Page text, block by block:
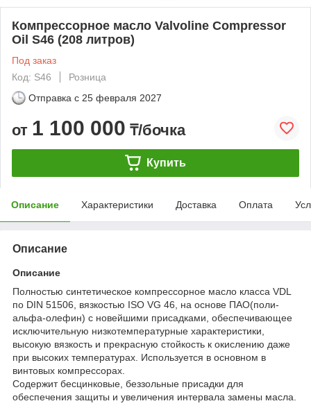
Компрессорное масло Valvoline Compressor
Oil S46 (208 литров)
Под заказ
Код: S46
Розница
Отправка с 25 февраля 2027
от 1 100 000 ₸/бочка
Купить
Описание Характеристики Доставка Оплата
Описание
Описание
Полностью синтетическое компрессорное масло класса VDL
по DIN 51506, вязкостью ISO VG 46, на основе ПАО(поли-
альфа-олефин) с новейшими присадками, обеспечивающее
исключительную низкотемпературные характеристики,
высокую вязкость и прекрасную стойкость к окислению даже
при высоких температурах. Используется в основном в
винтовых компрессорах.
Содержит бесцинковые, беззольные присадки для
обеспечения защиты и увеличения интервала замены масла.